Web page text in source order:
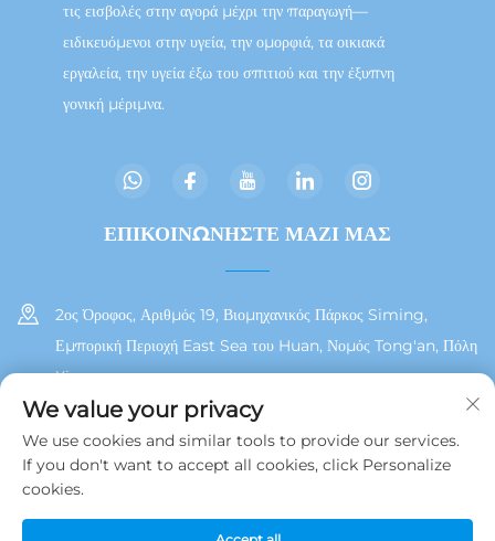
τις εισβολές στην αγορά μέχρι την παραγωγή—
ειδικευόμενοι στην υγεία, την ομορφιά, τα οικιακά
εργαλεία, την υγεία έξω του σπιτιού και την έξυπνη
γονική μέριμνα.
ΕΠΙΚΟΙΝΩΝΗΣΤΕ ΜΑΖΙ ΜΑΣ
2ος Όροφος, Αριθμός 19, Βιομηχανικός Πάρκος Siming,
Εμπορική Περιοχή East Sea του Huan, Νομός Tong'an, Πόλη
Xiamen
+86 13215929911
[email protected]
We value your privacy
We use cookies and similar tools to provide our services.
If you don't want to accept all cookies, click Personalize
cookies.